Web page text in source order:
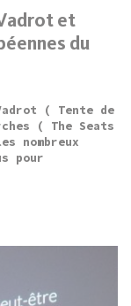
et
du
( Tente de
( The Seats
nombreux
pour